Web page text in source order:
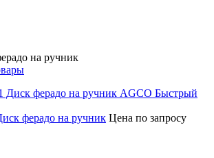
на ручник
Быстрый
ферадо на ручник Цена по запросу